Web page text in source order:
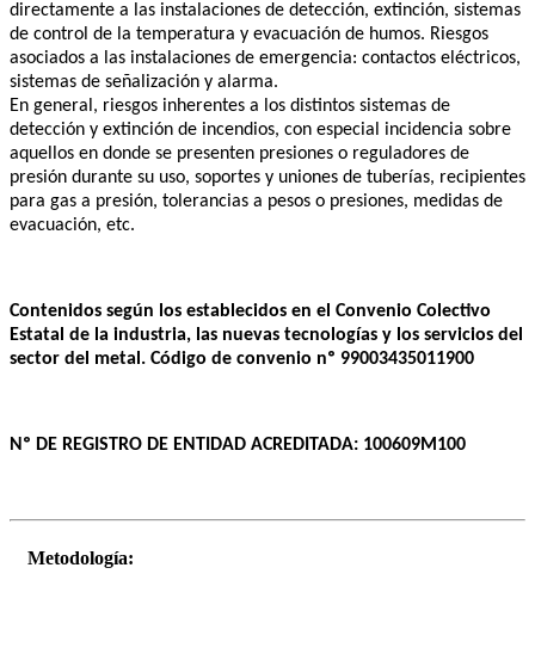
directamente a las instalaciones de detección, extinción, sistemas
de control de la temperatura y evacuación de humos. Riesgos
asociados a las instalaciones de emergencia: contactos eléctricos,
sistemas de señalización y alarma.
En general, riesgos inherentes a los distintos sistemas de
detección y extinción de incendios, con especial incidencia sobre
aquellos en donde se presenten presiones o reguladores de
presión durante su uso, soportes y uniones de tuberías, recipientes
para gas a presión, tolerancias a pesos o presiones, medidas de
evacuación, etc.
Contenidos según los establecidos en el Convenio Colectivo
Estatal de la industria, las nuevas tecnologías y los servicios del
sector del metal. Código de convenio nº 99003435011900
Nº DE REGISTRO DE ENTIDAD ACREDITADA: 100609M100
Metodología: